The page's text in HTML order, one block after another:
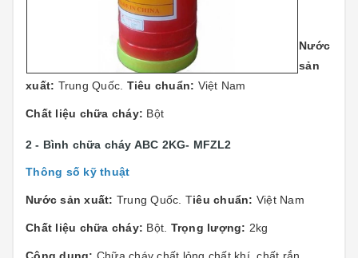
Nước
sản
xuất: Trung Quốc. Tiêu chuẩn: Việt Nam
Chất liệu chữa cháy: Bột
2 - Bình chữa cháy ABC 2KG- MFZL2
Thông số kỹ thuật
Nước sản xuất: Trung Quốc. Tiêu chuẩn: Việt Nam
Chất liệu chữa cháy: Bột. Trọng lượng: 2kg